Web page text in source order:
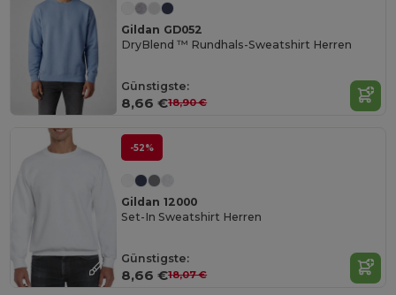
Gildan GD052
DryBlend ™ Rundhals-Sweatshirt Herren
Günstigste:
8,66 €18,90 €
-52%
Gildan 12000
Set-In Sweatshirt Herren
Günstigste:
8,66 €18,07 €